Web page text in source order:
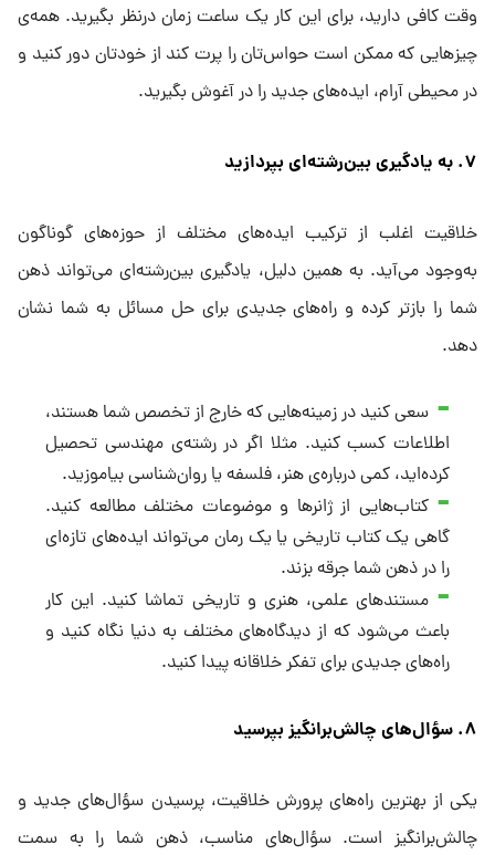
وقت کافی دارید، برای این کار یک ساعت زمان درنظر بگیرید. همه‌ی
چیزهایی که ممکن است حواس‌تان را پرت کند از خودتان دور کنید و
در محیطی آرام، ایده‌های جدید را در آغوش بگیرید.
۷. به یادگیری بین‌رشته‌ای بپردازید
خلاقیت اغلب از ترکیب ایده‌های مختلف از حوزه‌های گوناگون
به‌وجود می‌آید. به همین دلیل، یادگیری بین‌رشته‌ای می‌تواند ذهن
شما را بازتر کرده و راه‌های جدیدی برای حل مسائل به شما نشان
دهد.
سعی کنید در زمینه‌هایی که خارج از تخصص شما هستند،
اطلاعات کسب کنید. مثلا اگر در رشته‌ی مهندسی تحصیل
کرده‌اید، کمی درباره‌ی هنر، فلسفه یا روان‌شناسی بیاموزید.
کتاب‌هایی از ژانرها و موضوعات مختلف مطالعه کنید.
گاهی یک کتاب تاریخی یا یک رمان می‌تواند ایده‌های تازه‌ای
را در ذهن شما جرقه بزند.
مستندهای علمی، هنری و تاریخی تماشا کنید. این کار
باعث می‌شود که از دیدگاه‌های مختلف به دنیا نگاه کنید و
راه‌های جدیدی برای تفکر خلاقانه پیدا کنید.
۸. سؤال‌های چالش‌برانگیز بپرسید
یکی از بهترین راه‌های پرورش خلاقیت، پرسیدن سؤال‌های جدید و
چالش‌برانگیز است. سؤال‌های مناسب، ذهن شما را به سمت